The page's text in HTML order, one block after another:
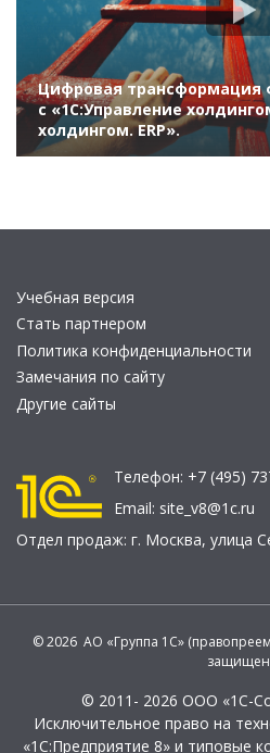
Цифровая трансформация
с «1С:Управление
холдингом. ERP».
Учебная версия
Стать партнером
Политика конфиденциальности
Замечания по сайту
Другие сайты
Телефон: +7 (495)
Email: site_v8@1c.ru
Отдел продаж: г. Москва, улица
© 2026 АО «Группа 1С»
© 2011- 2026 ООО «1С-
Исключительное право на
«1С:Предприятие 8» и типовые